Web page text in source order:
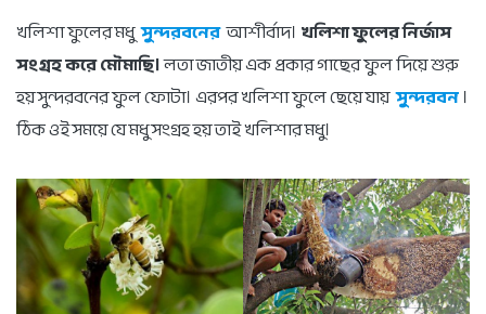
খলিশা ফুলের মধুসুন্দরবনেরআশীর্বাদ। খলিশা ফুলের নির্জাস
সংগ্রহ করে মৌমাছি।লতা জাতীয় এক প্রকার গাছের ফুল দিয়ে শুরু
হয় সুন্দরবনের ফুল ফোটা। এরপর খলিশা ফুলে ছেয়ে যায়সুন্দরবন।
ঠিক ওই সময়ে যে মধু সংগ্রহ হয় তাই খলিশার মধু।